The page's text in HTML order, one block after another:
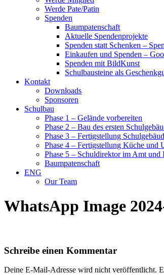
Werde Pate/Patin
Spenden
Baumpatenschaft
Aktuelle Spendenprojekte
Spenden statt Schenken –
Einkaufen und Spenden –
Spenden mit BildKunst
Schulbausteine als
Kontakt
Downloads
Sponsoren
Schulbau
Phase 1 – Gelände vorbereiten
Phase 2 – Bau des ersten
Phase 3 – Fertigstellung
Phase 4 – Fertigstellung Küche und
Phase 5 – Schuldirektor im Amt und
Baumpatenschaft
ENG
Our Team
WhatsApp Image
Schreibe einen Kommentar
Deine E-Mail-Adresse wird nicht veröffentlicht.